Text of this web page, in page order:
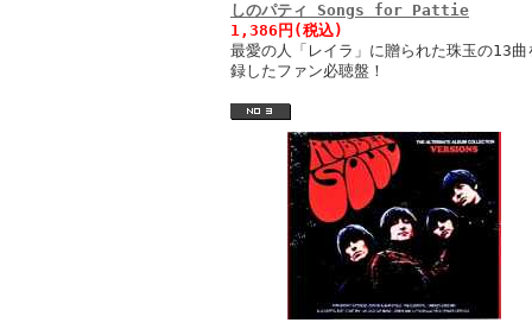
しのパティ Songs for Pattie
1,386円(税込)
最愛の人「レイラ」に贈られた珠玉の13曲
録したファン必聴盤！